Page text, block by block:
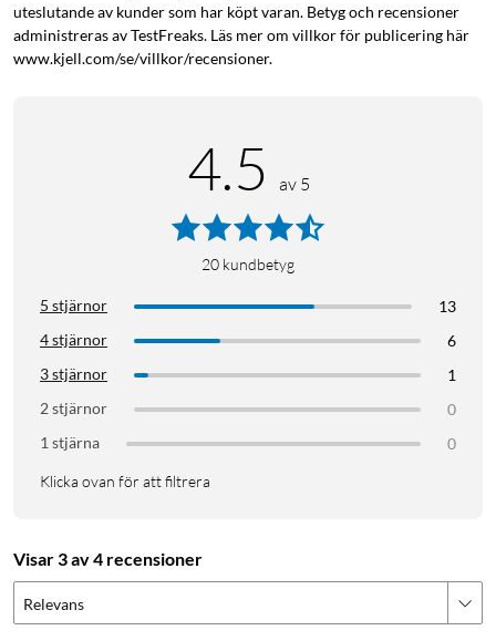
uteslutande av kunder som har köpt varan. Betyg och recensioner
administreras av TestFreaks. Läs mer om villkor för publicering här
www.kjell.com/se/villkor/recensioner.
4.5 av 5
20 kundbetyg
5 stjärnor
13
4 stjärnor
6
3 stjärnor
1
2 stjärnor
0
1 stjärna
0
Klicka ovan för att filtrera
Visar 3 av 4 recensioner
Relevans